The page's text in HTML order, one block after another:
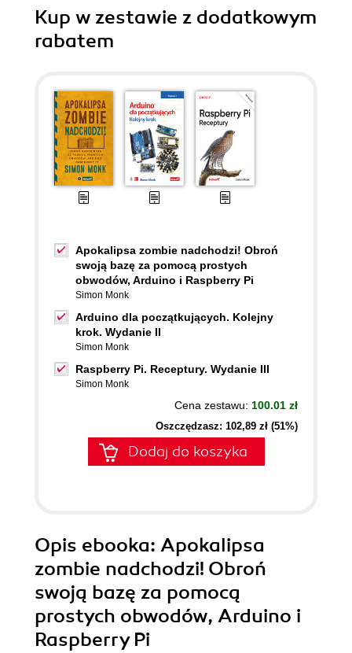
Kup w zestawie z dodatkowym
rabatem
Apokalipsa zombie nadchodzi! Obroń
swoją bazę za pomocą prostych
obwodów, Arduino i Raspberry Pi
Simon Monk
Arduino dla początkujących. Kolejny
krok. Wydanie II
Simon Monk
Raspberry Pi. Receptury. Wydanie III
Simon Monk
Cena zestawu: 100.01 zł
Oszczędzasz: 102,89 zł (51%)
Dodaj do koszyka
Opis ebooka: Apokalipsa
zombie nadchodzi! Obroń
swoją bazę za pomocą
prostych obwodów, Arduino i
Raspberry Pi